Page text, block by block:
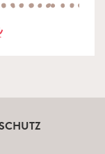
zu Waldegg